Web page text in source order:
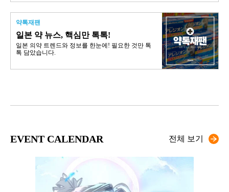
약톡재팬
일본 약 뉴스, 핵심만 톡톡!
일본 의약 트렌드와 정보를 한눈에! 필요한 것만 톡
톡 담았습니다.
EVENT CALENDAR 전체 보기